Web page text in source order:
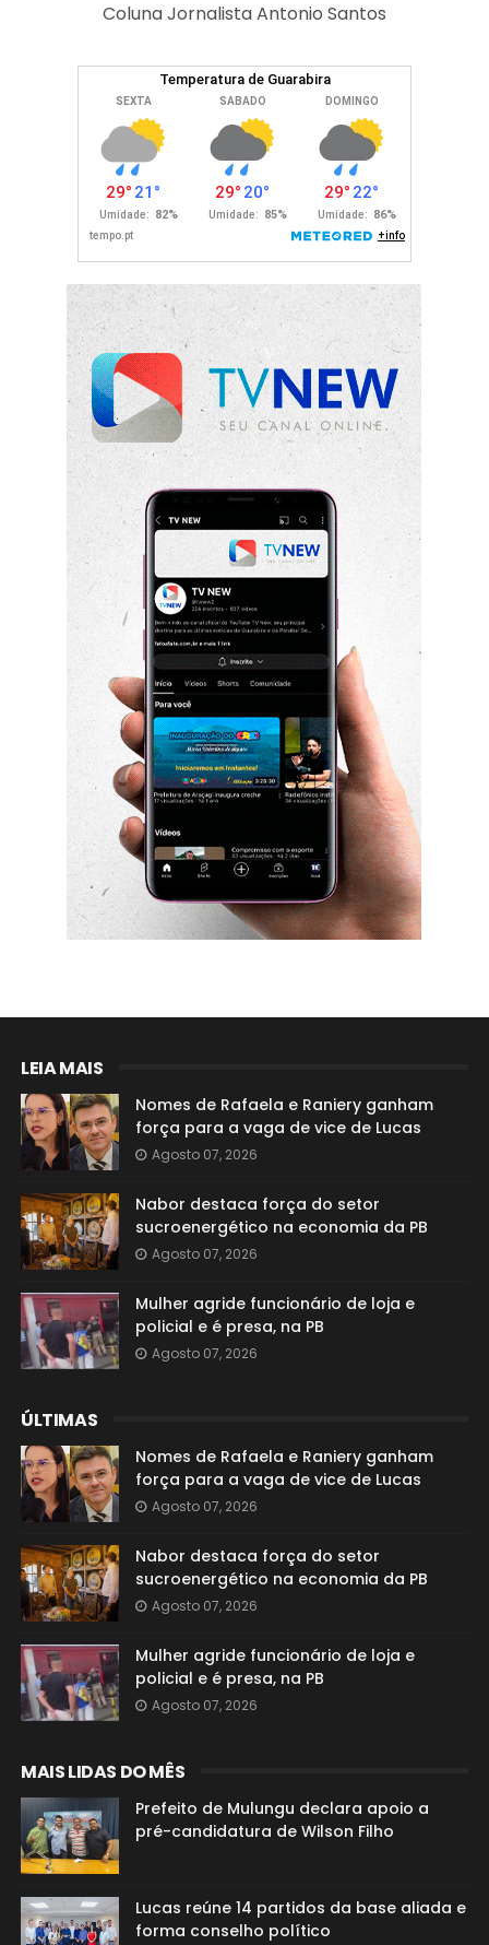
Coluna Jornalista Antonio Santos
LEIA MAIS
Nomes de Rafaela e Raniery ganham
força para a vaga de vice de Lucas
Agosto 07, 2026
Nabor destaca força do setor
sucroenergético na economia da PB
Agosto 07, 2026
Mulher agride funcionário de loja e
policial e é presa, na PB
Agosto 07, 2026
ÚLTIMAS
Nomes de Rafaela e Raniery ganham
força para a vaga de vice de Lucas
Agosto 07, 2026
Nabor destaca força do setor
sucroenergético na economia da PB
Agosto 07, 2026
Mulher agride funcionário de loja e
policial e é presa, na PB
Agosto 07, 2026
MAIS LIDAS DO MÊS
Prefeito de Mulungu declara apoio a
pré-candidatura de Wilson Filho
Lucas reúne 14 partidos da base aliada e
forma conselho político